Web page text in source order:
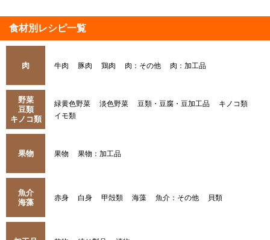
食材別レシピ一覧
肉 牛肉 豚肉 鶏肉 肉：その他 肉：加工品
野菜
豆類
キノコ類
緑黄色野菜 淡色野菜 豆類・豆腐・豆加工品
キノコ類
イモ類
果物 果物 果物：加工品
魚介
海藻
赤身 白身 甲殻類 海藻 魚介：その他 貝類